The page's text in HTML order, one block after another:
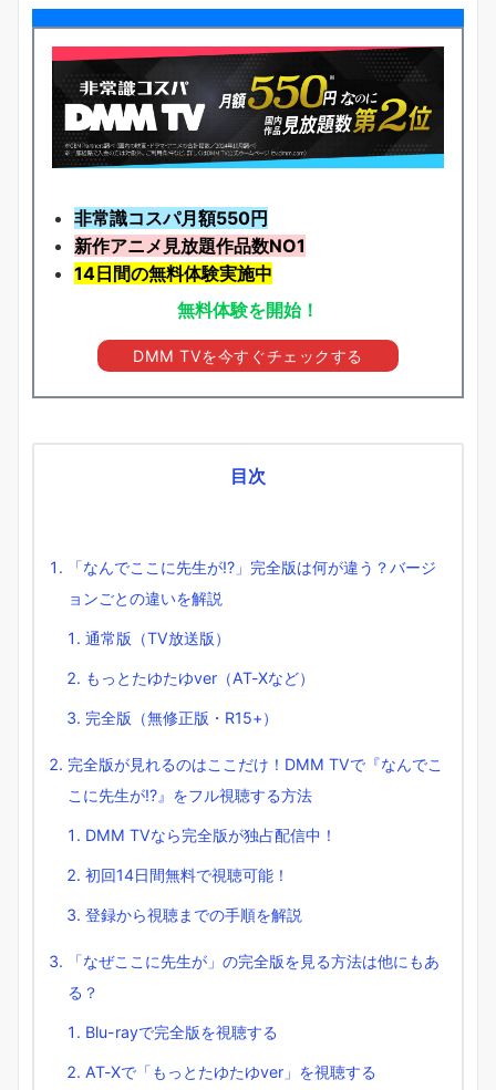
非常識コスパ月額550円
新作アニメ見放題作品数NO1
14日間の無料体験実施中
無料体験を開始！
DMM TVを今すぐチェックする
目次
「なんでここに先生が!?」完全版は何が違う？バージ
ョンごとの違いを解説
通常版（TV放送版）
もっとたゆたゆver（AT-Xなど）
完全版（無修正版・R15+）
完全版が見れるのはここだけ！DMM TVで『なんでこ
こに先生が!?』をフル視聴する方法
DMM TVなら完全版が独占配信中！
初回14日間無料で視聴可能！
登録から視聴までの手順を解説
「なぜここに先生が」の完全版を見る方法は他にもあ
る？
Blu-rayで完全版を視聴する
AT-Xで「もっとたゆたゆver」を視聴する